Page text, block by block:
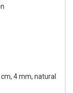
4 mm, natural